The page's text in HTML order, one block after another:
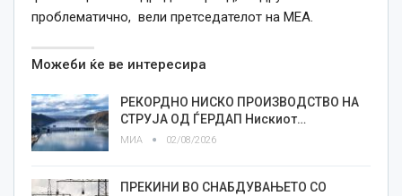
проблематично, вели претседателот на МЕА.
Можеби ќе ве интересира
РЕКОРДНО НИСКО ПРОИЗВОДСТВО НА
СТРУЈА ОД ЃЕРДАП Нискиот…
МИА 02/08/2026
ПРЕКИНИ ВО СНАБДУВАЊЕТО СО